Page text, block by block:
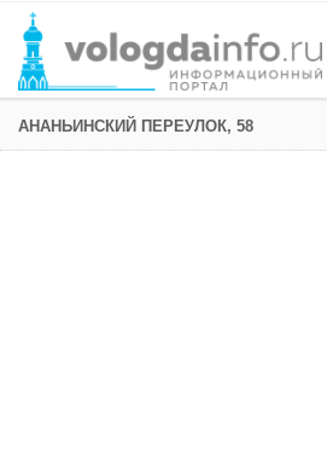
АНАНЬИНСКИЙ ПЕРЕУЛОК, 58